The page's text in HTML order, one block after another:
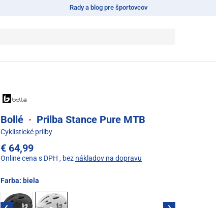
Rady a blog pre športovcov
Bollé · Prilba Stance Pure MTB
Cyklistické prilby
€ 64,99
Online cena s DPH , bez nákladov na dopravu
Farba: biela